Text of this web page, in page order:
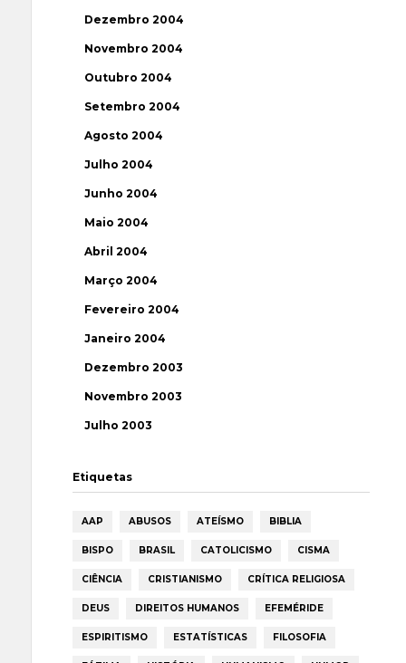
Dezembro 2004
Novembro 2004
Outubro 2004
Setembro 2004
Agosto 2004
Julho 2004
Junho 2004
Maio 2004
Abril 2004
Março 2004
Fevereiro 2004
Janeiro 2004
Dezembro 2003
Novembro 2003
Julho 2003
Etiquetas
AAP ABUSOS ATEÍSMO BIBLIA
BISPO BRASIL CATOLICISMO CISMA
CIÊNCIA CRISTIANISMO CRÍTICA RELIGIOSA
DEUS DIREITOS HUMANOS EFEMÉRIDE
ESPIRITISMO ESTATÍSTICAS FILOSOFIA